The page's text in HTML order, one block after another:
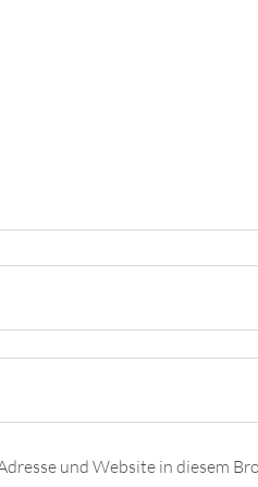
und Website in diesem